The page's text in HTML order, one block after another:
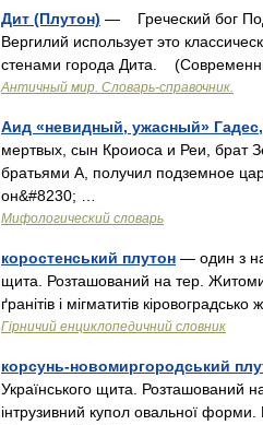
Дит (Плутон) — Греческий бог
Вергилий использует это
стенами города Дита.
Античный мир. Словарь-справочник.
Аид «невидный, ужасный»
мертвых, сын Кроиоса и Реи, брат
братьями А, получил подземное
он&#8230; …
Мифологический словарь
коростенський плутон — один з
щита. Розташований на тер.
ґранітів і мігматитів
Гірничий енциклопедичний словник
корсунь-новомиргородський
Українського щита. Розташований
інтрузивний купол овальної